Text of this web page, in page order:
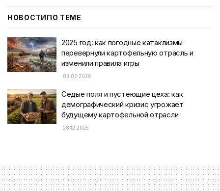
НОВОСТИПО ТЕМЕ
2025 год: как погодные катаклизмы
перевернули картофельную отрасль и
изменили правила игры
03.02.2026
Седые поля и пустеющие цеха: как
демографический кризис угрожает
будущему картофельной отрасли
28.12.2025